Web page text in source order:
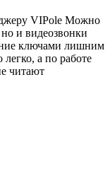
VIPole Можно
и видеозвонки
ключами лишним
а по работе
читают